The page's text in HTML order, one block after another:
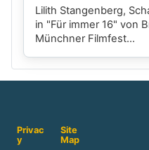
Lilith Stangenberg,
in "Für immer 16" von
Münchner Filmfest...
Privac
y
Site
Map